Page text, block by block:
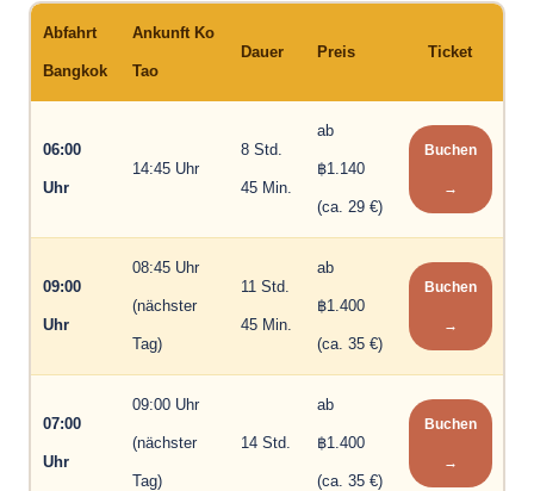
Abfahrt
Bangkok
Ankunft Ko
Tao
Dauer Preis Ticket
06:00
Uhr
14:45 Uhr
8 Std.
45 Min.
ab
฿1.140
(ca. 29 €)
Buchen
→
09:00
Uhr
08:45 Uhr
(nächster
Tag)
11 Std.
45 Min.
ab
฿1.400
(ca. 35 €)
Buchen
→
07:00
Uhr
09:00 Uhr
(nächster
Tag)
14 Std.
ab
฿1.400
(ca. 35 €)
Buchen
→